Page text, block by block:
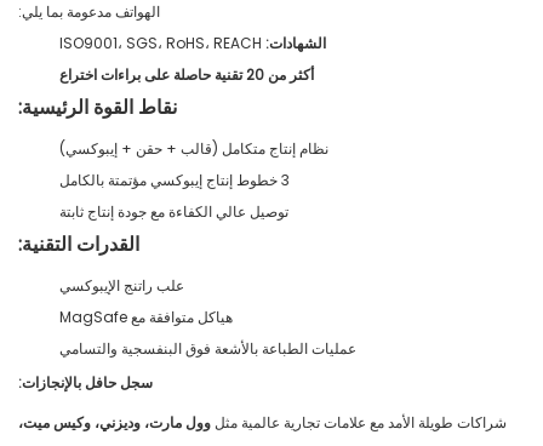
الهواتف مدعومة بما يلي:
الشهادات:
أكثر من 20 تقنية حاصلة على براءات اختراع
نقاط القوة الرئيسية:
نظام إنتاج متكامل (قالب + حقن + إيبوكسي)
3 خطوط إنتاج إيبوكسي مؤتمتة بالكامل
توصيل عالي الكفاءة مع جودة إنتاج ثابتة
القدرات التقنية:
علب راتنج الإيبوكسي
هياكل متوافقة مع MagSafe
عمليات الطباعة بالأشعة فوق البنفسجية والتسامي
سجل حافل بالإنجازات:
شراكات طويلة الأمد مع علامات تجارية عالمية مثلوول مارت، وديزني، وكيس ميت،